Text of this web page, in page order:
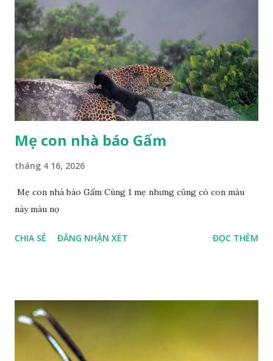
Mẹ con nhà báo Gấm
tháng 4 16, 2026
Mẹ con nhà báo Gấm Cùng 1 mẹ nhưng cũng có con màu
này màu nọ
CHIA SẺ ĐĂNG NHẬN XÉT ĐỌC THÊM